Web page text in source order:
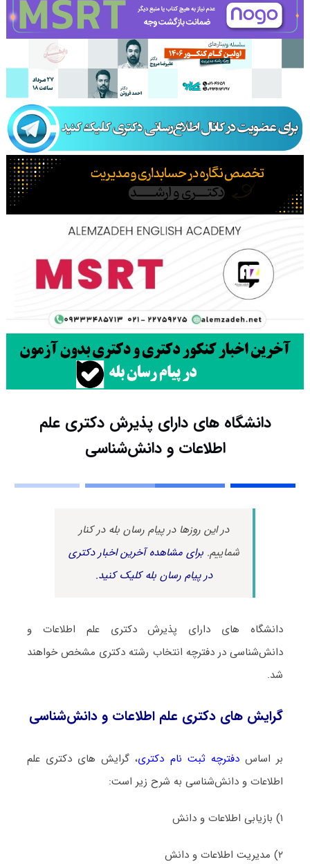
دانشگاه های دارای پذیرش دکتری ﻋﻠﻢ
اﻃﻼﻋﺎت و داﻧﺶﺷﻨﺎسی
در این روزها در پیام رسان بله در کنار
شماییم.برای مشاهده آخرین اخبار دکتری
در پیام رسان بله کلیک کنید.
دانشگاه های دارای پذیرش دکتری ﻋﻠﻢ اﻃﻼﻋﺎت و
داﻧﺶﺷﻨﺎسی در دفترچه انتخاب رشته دکتری مشخص خواهند
شد.
گرایش های دکتری ﻋﻠﻢ اﻃﻼﻋﺎت و داﻧﺶﺷﻨﺎسی
بر اساسدفترچه ثبت نام دکتری، گرایش های دکتری ﻋﻠﻢ
اﻃﻼﻋﺎت و داﻧﺶﺷﻨﺎسی به شرح زیر است:
۱) ﺑﺎزﻳﺎبی اﻃﻼﻋﺎت و داﻧﺶ
۲) ﻣﺪﻳﺮﻳﺖ اﻃﻼﻋﺎت و داﻧﺶ